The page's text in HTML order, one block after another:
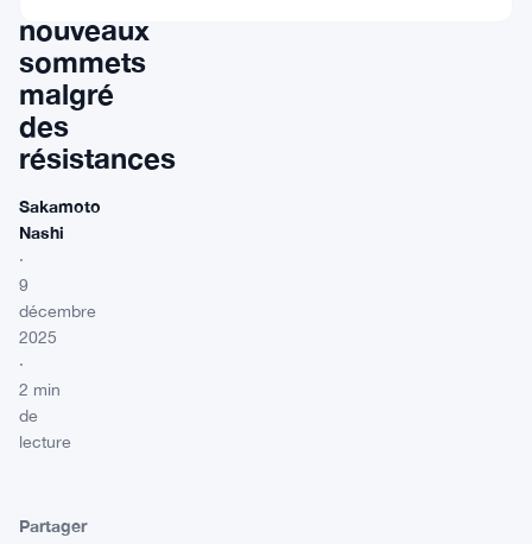
nouveaux
sommets
malgré
des
résistances
Sakamoto
Nashi
·
9
décembre
2025
·
2 min
de
lecture
Partager